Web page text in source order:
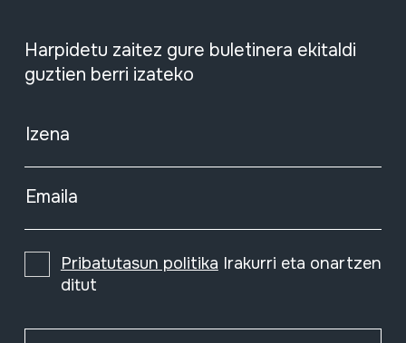
Harpidetu zaitez gure buletinera ekitaldi
guztien berri izateko
Izena
Emaila
Pribatutasun politika Irakurri eta onartzen
ditut